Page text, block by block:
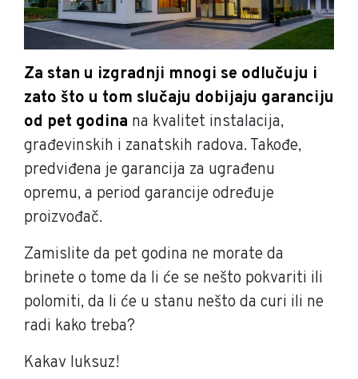
Za stan u izgradnji mnogi se odlučuju i
zato što u tom slučaju dobijaju garanciju
od pet godina na kvalitet instalacija,
građevinskih i zanatskih radova. Takođe,
predviđena je garancija za ugrađenu
opremu, a period garancije određuje
proizvođač.
Zamislite da pet godina ne morate da
brinete o tome da li će se nešto pokvariti ili
polomiti, da li će u stanu nešto da curi ili ne
radi kako treba?
Kakav luksuz!